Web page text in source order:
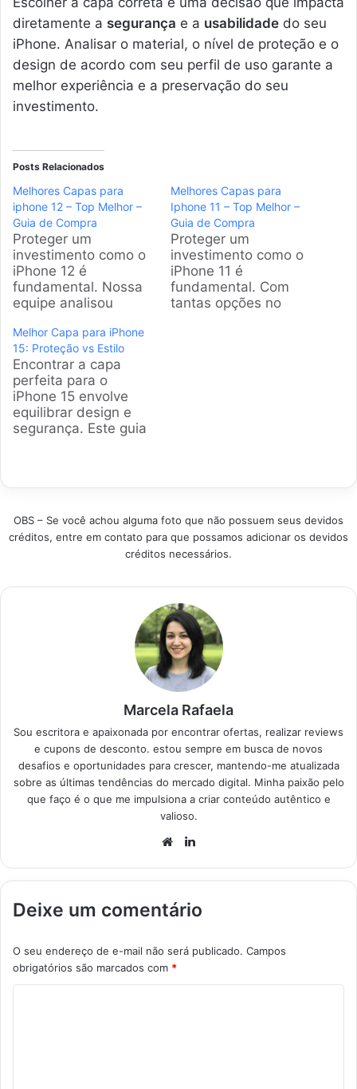
diretamente a segurança e a usabilidade do seu
iPhone. Analisar o material, o nível de proteção e o
design de acordo com seu perfil de uso garante a
melhor experiência e a preservação do seu
investimento.
Posts Relacionados
Melhores Capas para
iphone 12 – Top Melhor –
Guia de Compra
Proteger um
investimento como o
iPhone 12 é
fundamental. Nossa
equipe analisou
para encontrar as
melhores capas
disponíveis no
mercado brasileiro.
Este guia detalha
modelos que
oferecem segurança,
Destaque Como
escolher a melhor
Melhores Capas para
Iphone 11 – Top Melhor –
Guia de Compra
Proteger um
investimento como o
iPhone 11 é
fundamental. Com
tantas opções no
capa…
Melhor Capa para iPhone
15: Proteção vs Estilo
Encontrar a capa
perfeita para o
iPhone 15 envolve
equilibrar design e
segurança. Este guia
ajudando a proteger
comprometer a
estética, garantindo
adequada às suas
Melhor
OBS – Se você achou alguma foto que não possuem seus devidos
créditos, entre em contato para que possamos adicionar os devidos
créditos necessários.
Marcela Rafaela
Sou escritora e apaixonada por encontrar ofertas, realizar reviews
e cupons de desconto. estou sempre em busca de novos
desafios e oportunidades para crescer, mantendo-me atualizada
sobre as últimas tendências do mercado digital. Minha paixão pelo
que faço é o que me impulsiona a criar conteúdo autêntico e
valioso.
Website
Deixe um comentário
O seu endereço de e-mail não será publicado. Campos
obrigatórios são marcados com *